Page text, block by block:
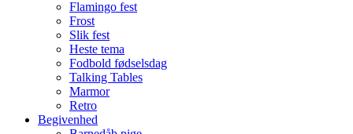
Flamingo fest
Frost
Slik fest
Heste tema
Fodbold fødselsdag
Talking Tables
Marmor
Retro
Begivenhed